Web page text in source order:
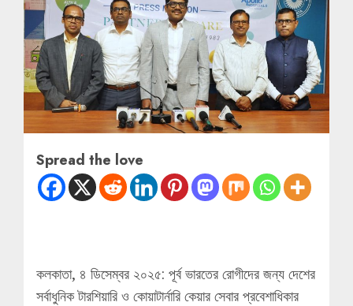
Spread the love
কলকাতা, ৪ ডিসেম্বর ২০২৫: পূর্ব ভারতের রোগীদের জন্য দেশের
সর্বাধুনিক টারশিয়ারি ও কোয়াটার্নারি কেয়ার সেবার প্রবেশাধিকার